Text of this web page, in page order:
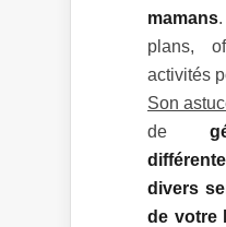
mamans
plans,
activités
Son
de
divers
de votre